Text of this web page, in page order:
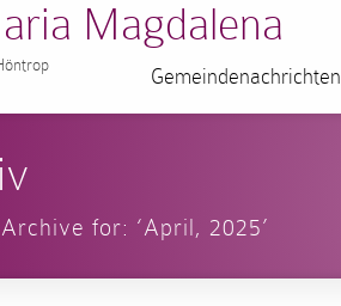
Magdalena
Gemeindenachrichten
for: ‘April, 2025’